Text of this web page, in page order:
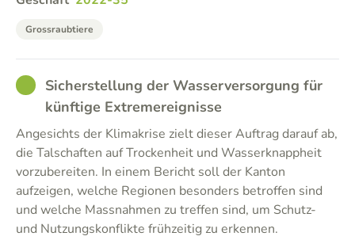
Grossraubtiere
GOODSicherstellung der Wasserversorgung für
künftige Extremereignisse
Angesichts der Klimakrise zielt dieser Auftrag darauf ab,
die Talschaften auf Trockenheit und Wasserknappheit
vorzubereiten. In einem Bericht soll der Kanton
aufzeigen, welche Regionen besonders betroffen sind
und welche Massnahmen zu treffen sind, um Schutz-
und Nutzungskonflikte frühzeitig zu erkennen.